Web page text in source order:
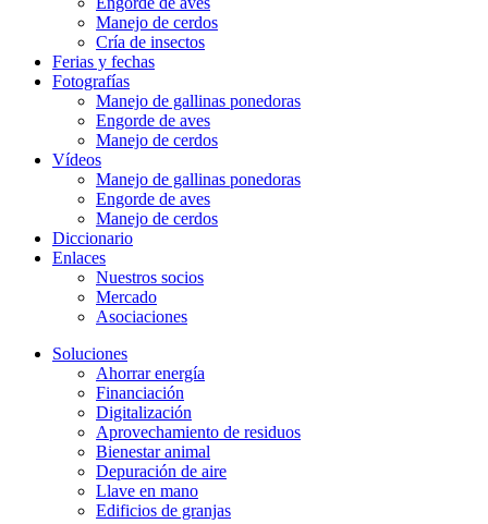
Manejo de cerdos
Cría de insectos
Ferias y fechas
Fotografías
Manejo de gallinas ponedoras
Engorde de aves
Manejo de cerdos
Vídeos
Manejo de gallinas ponedoras
Engorde de aves
Manejo de cerdos
Diccionario
Enlaces
Nuestros socios
Mercado
Asociaciones
Soluciones
Ahorrar energía
Financiación
Digitalización
Aprovechamiento de residuos
Bienestar animal
Depuración de aire
Llave en mano
Edificios de granjas